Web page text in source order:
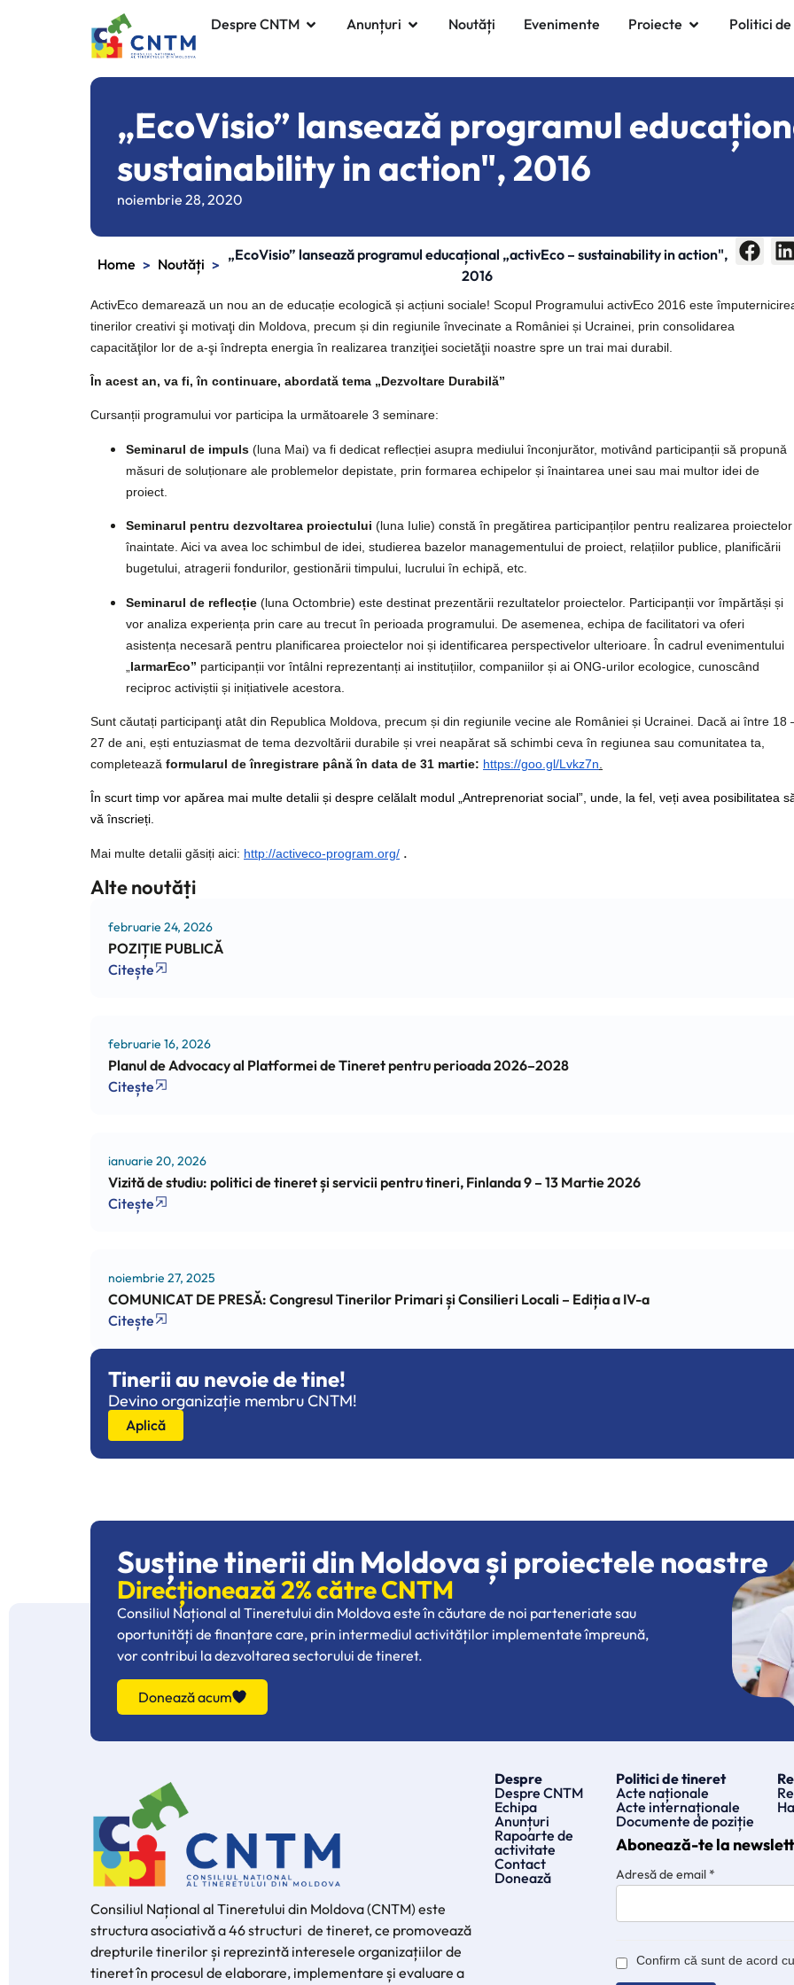
Despre CNTM Anunțuri Noutăți Evenimente Proiecte Politici
„EcoVisio” lansează programul
sustainability in action", 2016
noiembrie 28, 2020
Home > Noutăți >
„EcoVisio” lansează programul educațional „activEco – sustainability in action",
2016
ActivEco demarează un nou an de educație ecologică și acțiuni sociale! Scopul Programului activEco 2016 este
tinerilor creativi şi motivaţi din Moldova, precum și din regiunile învecinate a României și Ucrainei, prin consolidarea
capacităţilor lor de a-şi îndrepta energia în realizarea tranziţiei societăţii noastre spre un trai mai durabil.
În acest an, va fi, în continuare, abordată tema „Dezvoltare Durabilă”
Cursanții programului vor participa la următoarele 3 seminare:
Seminarul de impuls (luna Mai) va fi dedicat reflecției asupra mediului înconjurător, motivând participanții să propună
măsuri de soluționare ale problemelor depistate, prin formarea echipelor și înaintarea unei sau mai multor idei de
proiect.
Seminarul pentru dezvoltarea proiectului (luna Iulie) constă în pregătirea participanților pentru realizarea proiectelor
înaintate. Aici va avea loc schimbul de idei, studierea bazelor managementului de proiect, relațiilor publice, planificării
bugetului, atragerii fondurilor, gestionării timpului, lucrului în echipă, etc.
Seminarul de reflecție (luna Octombrie) este destinat prezentării rezultatelor proiectelor. Participanții vor împărtăși și
vor analiza experiența prin care au trecut în perioada programului. De asemenea, echipa de facilitatori va oferi
asistența necesară pentru planificarea proiectelor noi și identificarea perspectivelor ulterioare. În cadrul evenimentului
IarmarEco” participanții vor întâlni reprezentanți ai instituțiilor, companiilor și ai ONG-urilor ecologice, cunoscând
reciproc activiștii și inițiativele acestora.
Sunt căutați participanţi atât din Republica Moldova, precum și din regiunile vecine ale României și Ucrainei. Dacă ai între 18
27 de ani, ești entuziasmat de tema dezvoltării durabile și vrei neapărat să schimbi ceva în regiunea sau comunitatea ta,
completează formularul de înregistrare până în data de 31 martie: https://goo.gl/Lvkz7n
În scurt timp vor apărea mai multe detalii și despre celălalt modul „Antreprenoriat social”, unde, la fel, veți avea posibilitatea
vă înscrieți.
Mai multe detalii găsiți aici: http://activeco-program.org/ .
Alte noutăți
februarie 24, 2026
POZIȚIE PUBLICĂ
Citește
februarie 16, 2026
Planul de Advocacy al Platformei de Tineret pentru perioada 2026–2028
Citește
ianuarie 20, 2026
Vizită de studiu: politici de tineret și servicii pentru tineri, Finlanda 9 – 13 Martie 2026
Citește
noiembrie 27, 2025
COMUNICAT DE PRESĂ: Congresul Tinerilor Primari și Consilieri Locali – Ediția a IV-a
Citește
Tinerii au nevoie de tine!
Devino organizație membru CNTM!
Aplică
Susține tinerii din Moldova și proiectele noastre
Direcționează 2% către CNTM
Consiliul Național al Tineretului din Moldova este în căutare de noi parteneriate sau
oportunități de finanțare care, prin intermediul activităților implementate împreună,
vor contribui la dezvoltarea sectorului de tineret.
Donează acum
Consiliul Național al Tineretului din Moldova (CNTM) este
structura asociativă a 46 structuri de tineret, ce promovează
drepturile tinerilor și reprezintă interesele organizațiilor de
tineret în procesul de elaborare, implementare și evaluare a
Despre
Despre CNTM
Echipa
Anunțuri
Rapoarte de
activitate
Contact
Donează
Politici de tineret
Acte naționale
Acte internaționale
Documente de poziție
Abonează-te la
Adresă de email*
Confirm că sunt de acord